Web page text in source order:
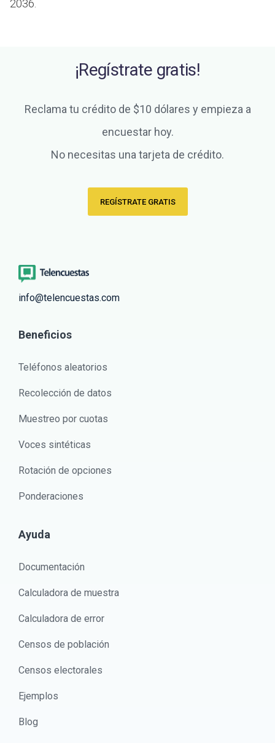
2036.
¡Regístrate gratis!
Reclama tu crédito de $10 dólares y empieza a
encuestar hoy.
No necesitas una tarjeta de crédito.
REGÍSTRATE GRATIS
info@telencuestas.com
Beneficios
Teléfonos aleatorios
Recolección de datos
Muestreo por cuotas
Voces sintéticas
Rotación de opciones
Ponderaciones
Ayuda
Documentación
Calculadora de muestra
Calculadora de error
Censos de población
Censos electorales
Ejemplos
Blog